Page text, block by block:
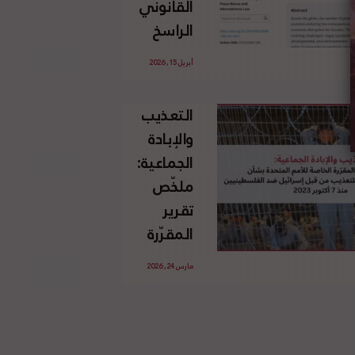
الإسرائيلي
غير
القانوني
الفلسطينية
القانوني
الراسخ
للاجئين
وحقهم
في العودة
بموجب
القانون
الدولي
أبريل 15, 2026
التعذيب
والإبادة
الجماعية:
ملخّص
تقرير
المقرّرة
الخاصة
مارس 24, 2026